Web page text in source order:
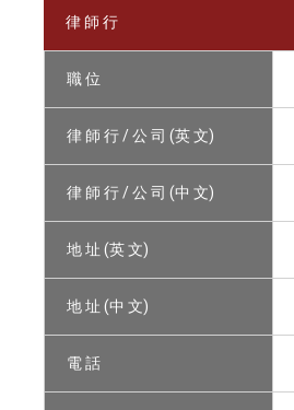
律 師 行
職 位
律 師 行 / 公 司 (英 文)
律 師 行 / 公 司 (中 文)
地 址 (英 文)
地 址 (中 文)
電 話